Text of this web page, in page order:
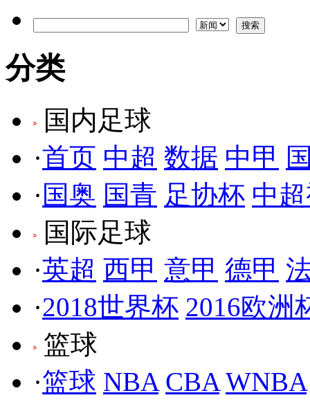
分类
国内足球
·首页 中超 数据 中甲
· 国奥 国青 足协杯 中
国际足球
·英超 西甲 意甲 德甲
·2018世界杯 2016欧洲
篮球
·篮球 NBA CBA WNBA